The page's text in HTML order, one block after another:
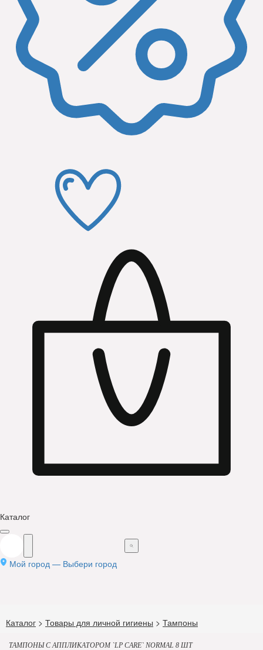
Каталог
Мой город — Выбери город
Каталог > Товары для личной гигиены > Тампоны
ТАМПОНЫ С АППЛИКАТОРОМ `LP CARE` NORMAL 8 ШТ